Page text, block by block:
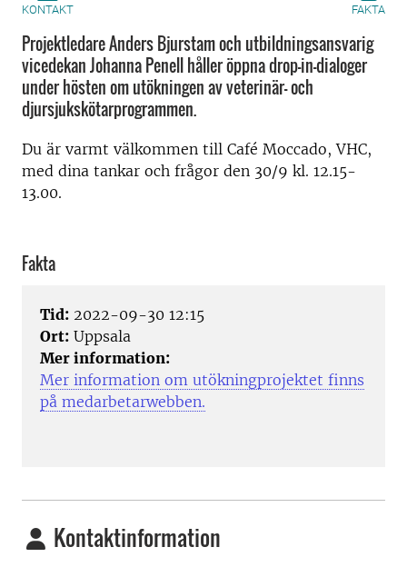
KONTAKT FAKTA
Projektledare Anders Bjurstam och utbildningsansvarig
vicedekan Johanna Penell håller öppna drop-in-dialoger
under hösten om utökningen av veterinär- och
djursjukskötarprogrammen.
Du är varmt välkommen till Café Moccado, VHC,
med dina tankar och frågor den 30/9 kl. 12.15-
13.00.
Fakta
Tid: 2022-09-30 12:15
Ort: Uppsala
Mer information:
Mer information om utökningprojektet finns
på medarbetarwebben.
Kontaktinformation